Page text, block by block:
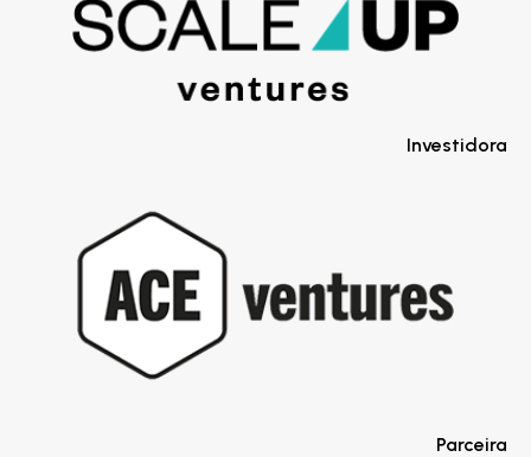
Investidora
Parceira